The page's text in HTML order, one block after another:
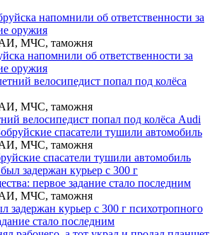
МЧС, таможня
напомнили об ответственности за
оружия
МЧС, таможня
велосипедист попал под колёса Audi
МЧС, таможня
спасатели тушили автомобиль
МЧС, таможня
задержан курьер с 300 г психотропного
стало последним